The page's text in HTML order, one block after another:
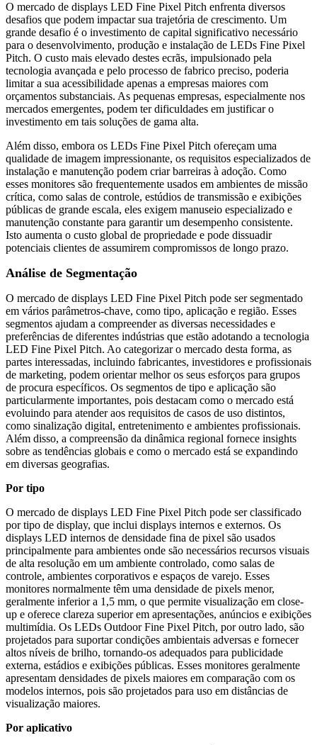
O mercado de displays LED Fine Pixel Pitch enfrenta diversos
desafios que podem impactar sua trajetória de crescimento. Um
grande desafio é o investimento de capital significativo necessário
para o desenvolvimento, produção e instalação de LEDs Fine Pixel
Pitch. O custo mais elevado destes ecrãs, impulsionado pela
tecnologia avançada e pelo processo de fabrico preciso, poderia
limitar a sua acessibilidade apenas a empresas maiores com
orçamentos substanciais. As pequenas empresas, especialmente nos
mercados emergentes, podem ter dificuldades em justificar o
investimento em tais soluções de gama alta.
Além disso, embora os LEDs Fine Pixel Pitch ofereçam uma
qualidade de imagem impressionante, os requisitos especializados de
instalação e manutenção podem criar barreiras à adoção. Como
esses monitores são frequentemente usados ​​em ambientes de missão
crítica, como salas de controle, estúdios de transmissão e exibições
públicas de grande escala, eles exigem manuseio especializado e
manutenção constante para garantir um desempenho consistente.
Isto aumenta o custo global de propriedade e pode dissuadir
potenciais clientes de assumirem compromissos de longo prazo.
Análise de Segmentação
O mercado de displays LED Fine Pixel Pitch pode ser segmentado
em vários parâmetros-chave, como tipo, aplicação e região. Esses
segmentos ajudam a compreender as diversas necessidades e
preferências de diferentes indústrias que estão adotando a tecnologia
LED Fine Pixel Pitch. Ao categorizar o mercado desta forma, as
partes interessadas, incluindo fabricantes, investidores e profissionais
de marketing, podem orientar melhor os seus esforços para grupos
de procura específicos. Os segmentos de tipo e aplicação são
particularmente importantes, pois destacam como o mercado está
evoluindo para atender aos requisitos de casos de uso distintos,
como sinalização digital, entretenimento e ambientes profissionais.
Além disso, a compreensão da dinâmica regional fornece insights
sobre as tendências globais e como o mercado está se expandindo
em diversas geografias.
Por tipo
O mercado de displays LED Fine Pixel Pitch pode ser classificado
por tipo de display, que inclui displays internos e externos. Os
displays LED internos de densidade fina de pixel são usados ​​
principalmente para ambientes onde são necessários recursos visuais
de alta resolução em um ambiente controlado, como salas de
controle, ambientes corporativos e espaços de varejo. Esses
monitores normalmente têm uma densidade de pixels menor,
geralmente inferior a 1,5 mm, o que permite visualização em close-
up e oferece clareza superior em apresentações, anúncios e exibições
multimídia. Os LEDs Outdoor Fine Pixel Pitch, por outro lado, são
projetados para suportar condições ambientais adversas e fornecer
altos níveis de brilho, tornando-os adequados para publicidade
externa, estádios e exibições públicas. Esses monitores geralmente
apresentam densidades de pixels maiores em comparação com os
modelos internos, pois são projetados para uso em distâncias de
visualização maiores.
Por aplicativo